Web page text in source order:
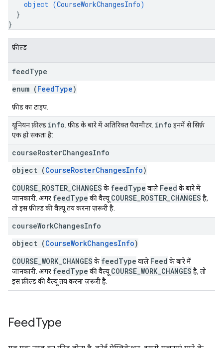
object (CourseWorkChangesInfo)
}
}
फ़ील्ड
feedType
enum (FeedType)
फ़ीड का टाइप.
यूनियन फ़ील्ड info . फ़ीड के बारे में अतिरिक्त पैरामीटर. info इनमें से सिर्फ़
एक हो सकता है:
courseRosterChangesInfo
object (CourseRosterChangesInfo)
COURSE_ROSTER_CHANGES के feedType वाले Feed के बारे में
जानकारी. अगर feedType की वैल्यू COURSE_ROSTER_CHANGES है,
तो इस फ़ील्ड की वैल्यू तय करना ज़रूरी है.
courseWorkChangesInfo
object (CourseWorkChangesInfo)
COURSE_WORK_CHANGES के feedType वाले Feed के बारे में
जानकारी. अगर feedType की वैल्यू COURSE_WORK_CHANGES है, तो
इस फ़ील्ड की वैल्यू तय करना ज़रूरी है.
FeedType